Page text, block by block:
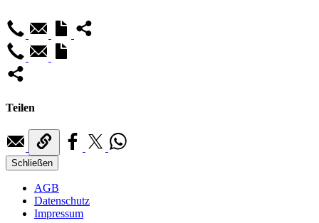
Teilen
Schließen
AGB
Datenschutz
Impressum